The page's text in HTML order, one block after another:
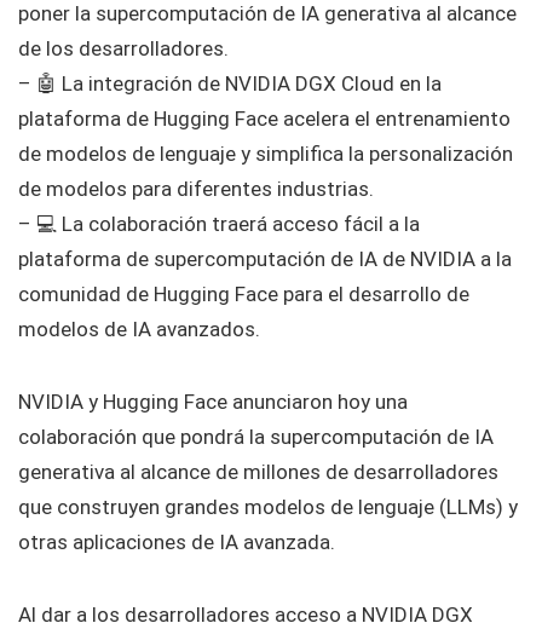
poner la supercomputación de IA generativa al alcance
de los desarrolladores.
– 🤖 La integración de NVIDIA DGX Cloud en la
plataforma de Hugging Face acelera el entrenamiento
de modelos de lenguaje y simplifica la personalización
de modelos para diferentes industrias.
– 💻 La colaboración traerá acceso fácil a la
plataforma de supercomputación de IA de NVIDIA a la
comunidad de Hugging Face para el desarrollo de
modelos de IA avanzados.
NVIDIA y Hugging Face anunciaron hoy una
colaboración que pondrá la supercomputación de IA
generativa al alcance de millones de desarrolladores
que construyen grandes modelos de lenguaje (LLMs) y
otras aplicaciones de IA avanzada.
Al dar a los desarrolladores acceso a NVIDIA DGX